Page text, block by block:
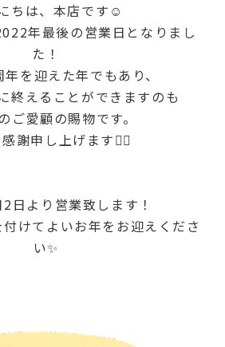
ちは、本店です☺
年最後の営業日となりまし
た！
を迎えた年でもあり、
終えることができますのも
ご愛顧の賜物です。
謝申し上げます🙇‍♀️
日より営業致します！
けてよいお年をお迎えくださ
い✨